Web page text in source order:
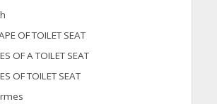
OF TOILET SEAT
OF A TOILET SEAT
OF TOILET SEAT